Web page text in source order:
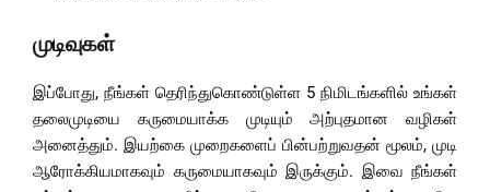
முடிவுகள்
இப்போது, நீங்கள் தெரிந்துகொண்டுள்ள 5 நிமிடங்களில் உங்கள்
தலைமுடியை கருமையாக்க முடியும் அற்புதமான வழிகள்
அனைத்தும். இயற்கை முறைகளைப் பின்பற்றுவதன் மூலம், முடி
ஆரோக்கியமாகவும் கருமையாகவும் இருக்கும். இவை நீங்கள்